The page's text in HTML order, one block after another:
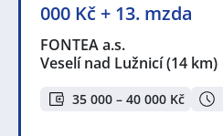
000 Kč + 13. mzda
FONTEA a.s.
Veselí nad Lužnicí(14 km)
35 000 – 40 000 Kč